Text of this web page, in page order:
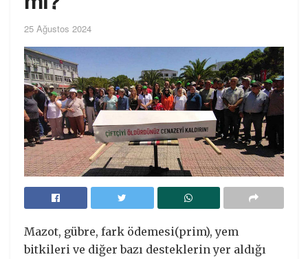
25 Ağustos 2024
Mazot, gübre, fark ödemesi(prim), yem
bitkileri ve diğer bazı desteklerin yer aldığı